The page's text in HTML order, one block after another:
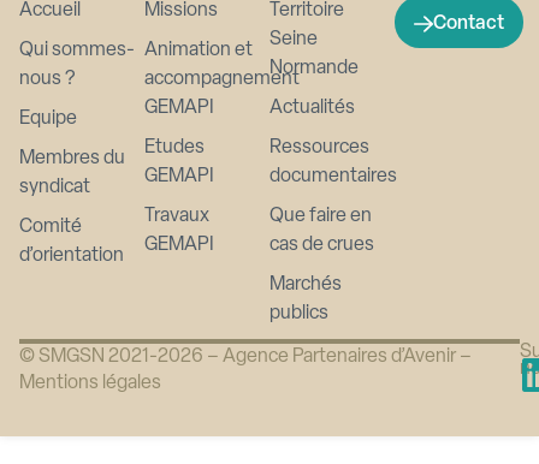
Accueil
Qui sommes-
nous ?
Equipe
Membres du
syndicat
Comité
d’orientation
Missions
Animation et
accompagnement
GEMAPI
Etudes
GEMAPI
Travaux
GEMAPI
Territoire
Seine
Normande
Actualités
Ressources
documentaires
Que faire en
cas de crues
Marchés
publics
Contact
© SMGSN 2021-2026 – Agence Partenaires d’Avenir –
Mentions légales